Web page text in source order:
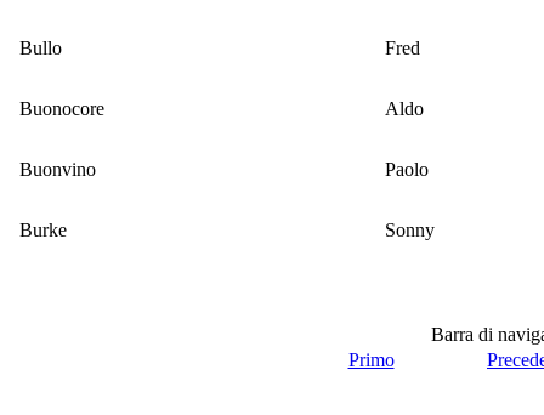
Bullo Fred
Buonocore Aldo
Buonvino Paolo
Burke Sonny
Barra di
Primo